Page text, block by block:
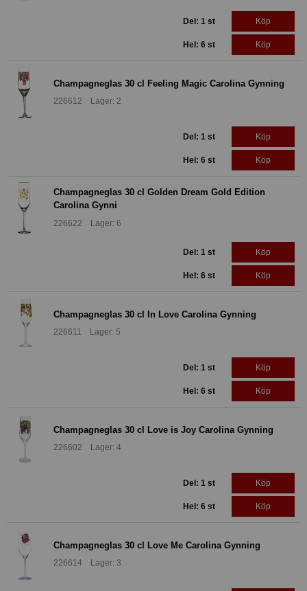
Del: 1 st Köp
Hel: 6 st Köp
Champagneglas 30 cl Feeling Magic Carolina Gynning
226612 Lager: 2
Del: 1 st Köp
Hel: 6 st Köp
Champagneglas 30 cl Golden Dream Gold Edition
Carolina Gynni
226622 Lager: 6
Del: 1 st Köp
Hel: 6 st Köp
Champagneglas 30 cl In Love Carolina Gynning
226611 Lager: 5
Del: 1 st Köp
Hel: 6 st Köp
Champagneglas 30 cl Love is Joy Carolina Gynning
226602 Lager: 4
Del: 1 st Köp
Hel: 6 st Köp
Champagneglas 30 cl Love Me Carolina Gynning
226614 Lager: 3